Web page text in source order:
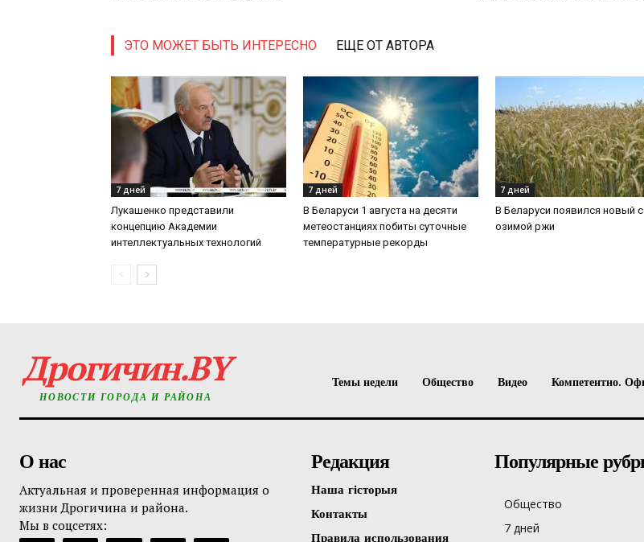
ЭТО МОЖЕТ БЫТЬ ИНТЕРЕСНО ЕЩЕ ОТ АВТОРА
7 дней
Лукашенко представили
концепцию Академии
интеллектуальных технологий
7 дней
В Беларуси 1 августа на десяти
метеостанциях побиты суточные
температурные рекорды
7 дней
В Беларуси появился новый
озимой ржи
Дрогичин.BY
НОВОСТИ ГОРОДА И РАЙОНА
Темы недели Общество Видео Компетентно.
О нас
Актуальная и проверенная информация о
жизни Дрогичина и района.
Мы в соцсетях:
Редакция
Наша гісторыя
Контакты
Правила использования
Популярные
Общество
7 дней